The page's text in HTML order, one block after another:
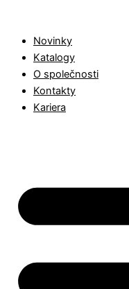
obsahNovinky
Katalogy
O společnosti
Kontakty
Kariera